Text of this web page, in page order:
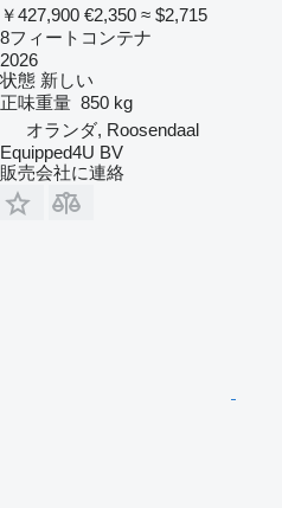
￥427,900 €2,350 ≈ $2,715
8フィートコンテナ
2026
状態 新しい
正味重量 850 kg
オランダ, Roosendaal
Equipped4U BV
販売会社に連絡